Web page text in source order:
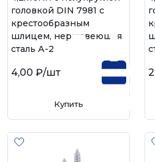
головкой DIN 7981 с
крестообразным
шлицем, нержавеющая
сталь А-2
4,00 ₽/шт
Купить